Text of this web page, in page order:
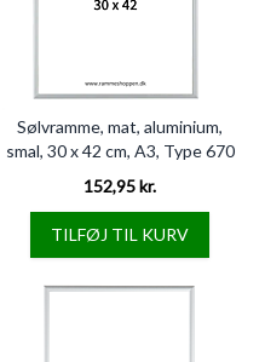
Sølvramme, mat, aluminium,
smal, 30 x 42 cm, A3, Type 670
152,95 kr.
TILFØJ TIL KURV